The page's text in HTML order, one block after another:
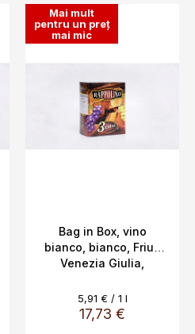
Mai mult
pentru un preț
mai mic
Bag in Box, vino
bianco, bianco, Friuli
Venezia Giulia,
3L
17,73 €
Evaluare
preţ:
5,91 € / 1 l